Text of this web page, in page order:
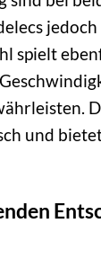
spielt
und